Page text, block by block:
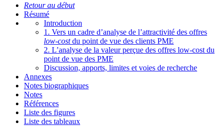
Retour au début
Résumé
Introduction
1. Vers un cadre d’analyse de l’attractivité des offres
low-costdu point de vue des clients PME
2. L’analyse de la valeur perçue des offres low-cost du
point de vue des PME
Discussion, apports, limites et voies de recherche
Annexes
Notes biographiques
Notes
Références
Liste des figures
Liste des tableaux